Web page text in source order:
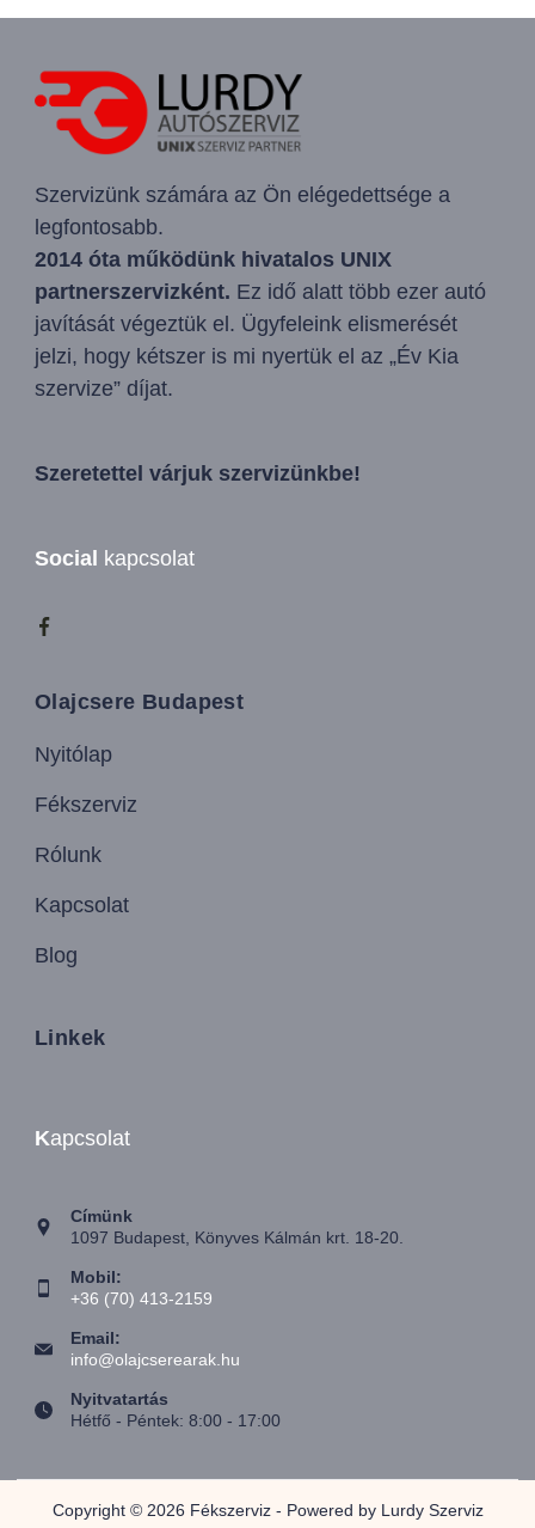
Szervizünk számára az Ön elégedettsége a
legfontosabb.
2014 óta működünk hivatalos UNIX
partnerszervizként. Ez idő alatt több ezer autó
javítását végeztük el. Ügyfeleink elismerését
jelzi, hogy kétszer is mi nyertük el az „Év Kia
szervize” díjat.
Szeretettel várjuk szervizünkbe!
Social kapcsolat
Olajcsere Budapest
Nyitólap
Fékszerviz
Rólunk
Kapcsolat
Blog
Linkek
Kapcsolat
Címünk
1097 Budapest, Könyves Kálmán krt. 18-20.
Mobil:
+36 (70) 413-2159
Email:
info@olajcserearak.hu
Nyitvatartás
Hétfő - Péntek: 8:00 - 17:00
Copyright © 2026 Fékszerviz - Powered by Lurdy Szerviz